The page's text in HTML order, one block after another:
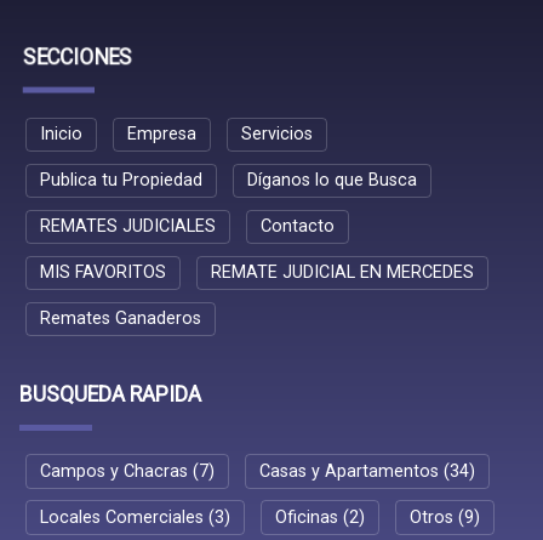
SECCIONES
Inicio Empresa Servicios
Publica tu Propiedad Díganos lo que Busca
REMATES JUDICIALES Contacto
MIS FAVORITOS REMATE JUDICIAL EN MERCEDES
Remates Ganaderos
BUSQUEDA RAPIDA
Campos y Chacras (7) Casas y Apartamentos (34)
Locales Comerciales (3) Oficinas (2) Otros (9)